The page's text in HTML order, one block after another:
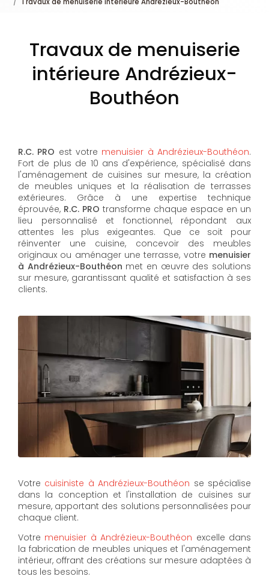
Travaux de menuiserie
intérieure Andrézieux-
Bouthéon
R.C. PRO est votre menuisier à Andrézieux-Bouthéon.
Fort de plus de 10 ans d'expérience, spécialisé dans
l'aménagement de cuisines sur mesure, la création
de meubles uniques et la réalisation de terrasses
extérieures. Grâce à une expertise technique
éprouvée, R.C. PRO transforme chaque espace en un
lieu personnalisé et fonctionnel, répondant aux
attentes les plus exigeantes. Que ce soit pour
réinventer une cuisine, concevoir des meubles
originaux ou aménager une terrasse, votre menuisier
à Andrézieux-Bouthéon met en œuvre des solutions
sur mesure, garantissant qualité et satisfaction à ses
clients.
Votre cuisiniste à Andrézieux-Bouthéon se spécialise
dans la conception et l'installation de cuisines sur
mesure, apportant des solutions personnalisées pour
chaque client.
Votre menuisier à Andrézieux-Bouthéon excelle dans
la fabrication de meubles uniques et l'aménagement
intérieur, offrant des créations sur mesure adaptées à
tous les besoins.